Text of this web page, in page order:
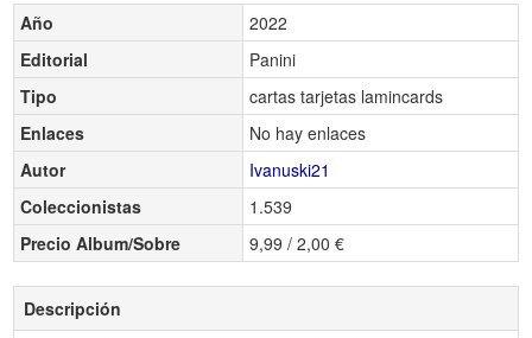
Año
2022
Editorial
Panini
Tipo
cartas tarjetas lamincards
Enlaces
No hay enlaces
Autor
Ivanuski21
Coleccionistas
1.539
Precio Album/Sobre
9,99 / 2,00 €
Descripción